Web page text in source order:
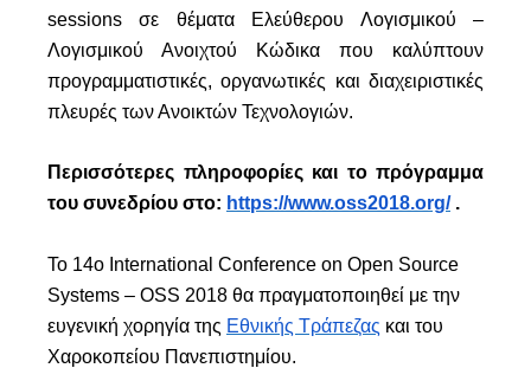
sessions σε θέματα Ελεύθερου Λογισμικού –
Λογισμικού Ανοιχτού Κώδικα που καλύπτουν
προγραμματιστικές, οργανωτικές και διαχειριστικές
πλευρές των Ανοικτών Τεχνολογιών.
Περισσότερες πληροφορίες και το πρόγραμμα
του συνεδρίου στο: https://www.oss2018.org/ .
Το 14ο International Conference on Open Source
Systems – OSS 2018 θα πραγματοποιηθεί με την
ευγενική χορηγία της Εθνικής Τράπεζας και του
Χαροκοπείου Πανεπιστημίου.